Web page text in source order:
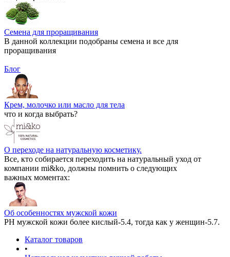
Семена для проращивания
В данной коллекции подобраны семена и все для
проращивания
Блог
Крем, молочко или масло для тела
что и когда выбрать?
О переходе на натуральную косметику.
Все, кто собирается переходить на натуральный уход от
компании mi&ko, должны помнить о следующих
важных моментах:
Об особенностях мужской кожи
РН мужской кожи более кислый-5.4, тогда как у женщин-5.7.
Каталог товаров
•